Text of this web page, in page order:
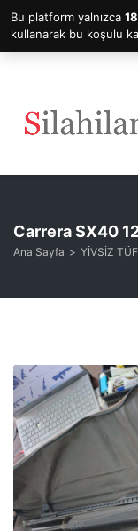
Carrera SX40
Ana Sayfa YİVSİZ
Bu platform yalnızca
kullanarak bu koşulu